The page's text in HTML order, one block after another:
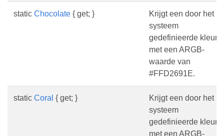
static Chocolate { get; }
Krijgt een door het
systeem
gedefinieerde kleur
met een ARGB-
waarde van
#FFD2691E.
static Coral { get; }
Krijgt een door het
systeem
gedefinieerde kleur
met een ARGB-